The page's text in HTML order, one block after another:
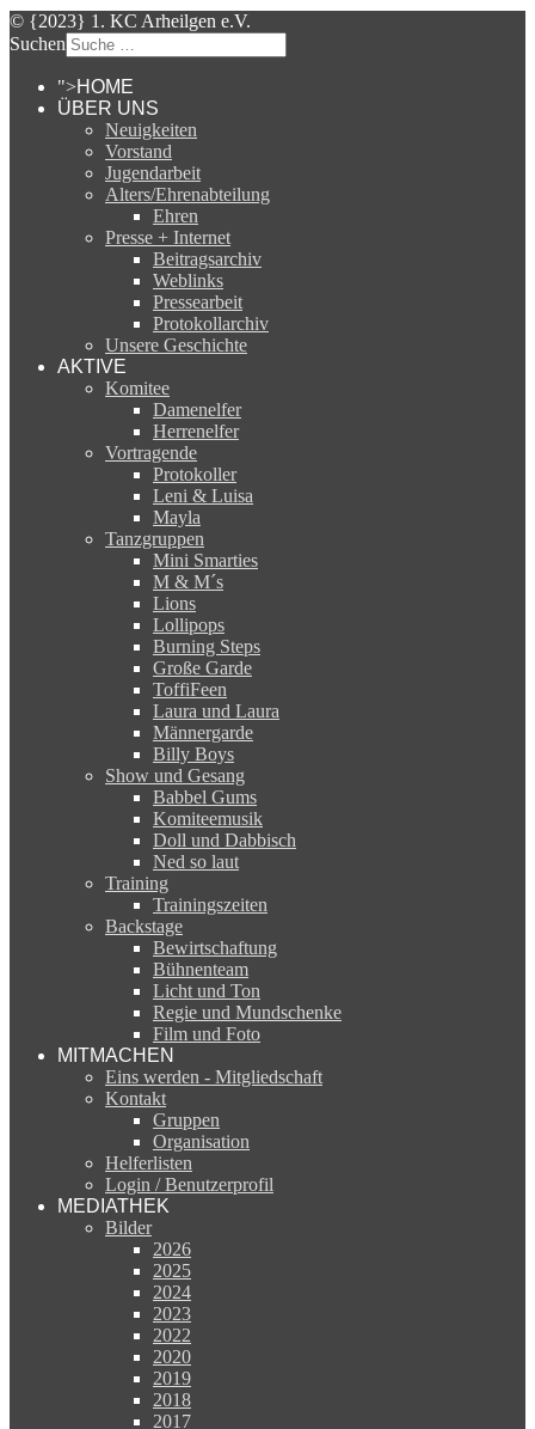
© {2023} 1. KC Arheilgen e.V.
Suchen
">HOME
ÜBER UNS
Neuigkeiten
Vorstand
Jugendarbeit
Alters/Ehrenabteilung
Ehren
Presse + Internet
Beitragsarchiv
Weblinks
Pressearbeit
Protokollarchiv
Unsere Geschichte
AKTIVE
Komitee
Damenelfer
Herrenelfer
Vortragende
Protokoller
Leni & Luisa
Mayla
Tanzgruppen
Mini Smarties
M & M´s
Lions
Lollipops
Burning Steps
Große Garde
ToffiFeen
Laura und Laura
Männergarde
Billy Boys
Show und Gesang
Babbel Gums
Komiteemusik
Doll und Dabbisch
Ned so laut
Training
Trainingszeiten
Backstage
Bewirtschaftung
Bühnenteam
Licht und Ton
Regie und Mundschenke
Film und Foto
MITMACHEN
Eins werden - Mitgliedschaft
Kontakt
Gruppen
Organisation
Helferlisten
Login / Benutzerprofil
MEDIATHEK
Bilder
2026
2025
2024
2023
2022
2020
2019
2018
2017